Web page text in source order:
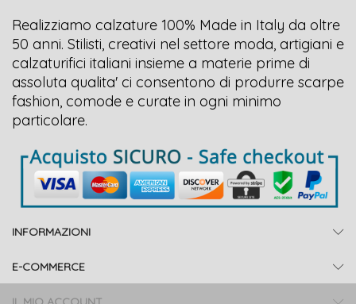
Realizziamo calzature 100% Made in Italy da oltre
50 anni. Stilisti, creativi nel settore moda, artigiani e
calzaturifici italiani insieme a materie prime di
assoluta qualita' ci consentono di produrre scarpe
fashion, comode e curate in ogni minimo
particolare.
INFORMAZIONI
E-COMMERCE